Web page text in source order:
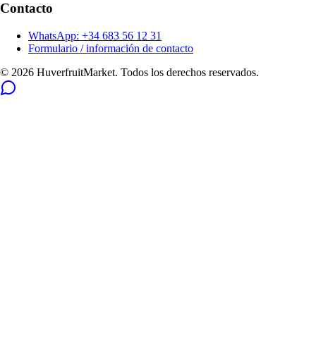
Contacto
WhatsApp: +34 683 56 12 31
Formulario / información de contacto
© 2026 HuverfruitMarket. Todos los derechos reservados.